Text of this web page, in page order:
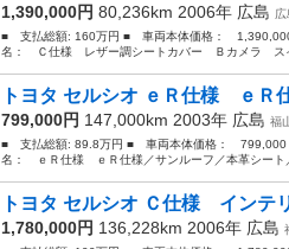
1,390,000円 80,236km 2006年 広島
■ 支払総額: 160万円 ■ 車両本体価格：
名： Ｃ仕様 レザー調シートカバー Ｂカメラ ス
トヨタ セルシオ ｅＲ仕様 ｅＲ
799,000円 147,000km 2003年 広島 福
■ 支払総額: 89.8万円 ■ 車両本体価格：
名： ｅＲ仕様 ｅＲ仕様／サンルーフ／本革シート
トヨタ セルシオ Ｃ仕様 インテ
1,780,000円 136,228km 2006年 広島